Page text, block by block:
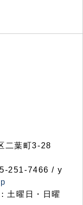
二葉町3-28
251-7466 / y
土曜日・日曜